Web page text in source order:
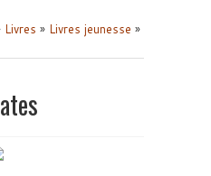
Livres » Livres jeunesse »